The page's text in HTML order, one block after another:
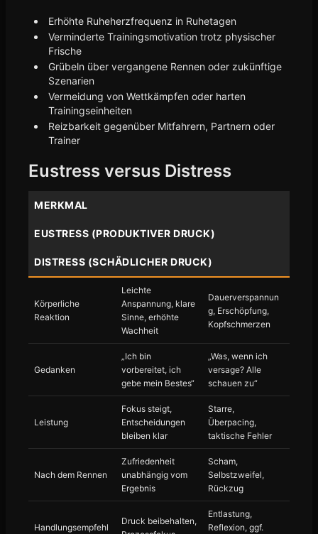
Erhöhte Ruheherzfrequenz in Ruhetagen
Verminderte Trainingsmotivation trotz physischer
Frische
Grübeln über vergangene Rennen oder zukünftige
Szenarien
Vermeidung von Wettkämpfen oder harten
Trainingseinheiten
Reizbarkeit gegenüber Mitfahrern, Partnern oder
Trainer
Eustress versus Distress
MERKMAL
EUSTRESS (PRODUKTIVER DRUCK)
DISTRESS (SCHÄDLICHER DRUCK)
Körperliche
Reaktion
Leichte
Anspannung, klare
Sinne, erhöhte
Wachheit
Dauerverspannun
g, Erschöpfung,
Kopfschmerzen
Gedanken
„Ich bin
vorbereitet, ich
gebe mein Bestes“
„Was, wenn ich
versage? Alle
schauen zu“
Leistung
Fokus steigt,
Entscheidungen
bleiben klar
Starre,
Überpacing,
taktische Fehler
Nach dem Rennen
Zufriedenheit
unabhängig vom
Ergebnis
Scham,
Selbstzweifel,
Rückzug
Handlungsempfehl
Druck beibehalten,
Entlastung,
Reflexion, ggf.